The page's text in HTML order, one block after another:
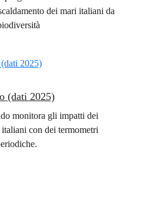
dei mari italiani da
(dati 2025)
monitora gli impatti dei
con dei termometri